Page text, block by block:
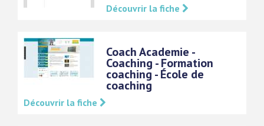
Découvrir la fiche
Coach Academie -
Coaching - Formation
coaching - École de
coaching
Découvrir la fiche